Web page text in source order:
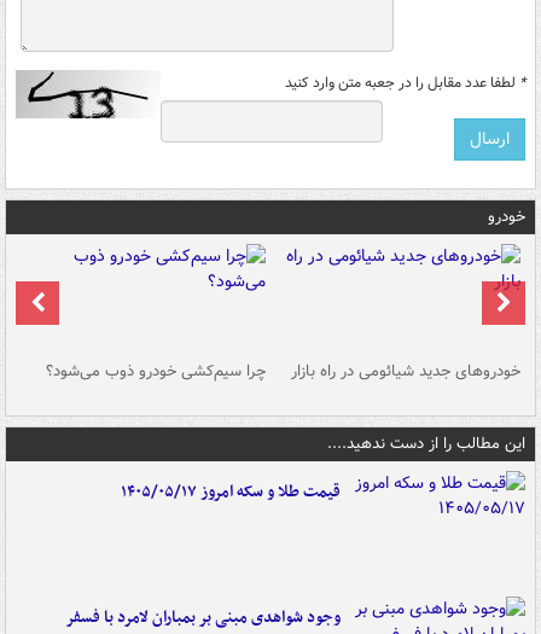
* لطفا عدد مقابل را در جعبه متن وارد کنید
خودرو
خودروهای جدید شیائومی در راه بازار چرا سیم‌کشی خودرو ذوب می‌شود؟
این مطالب را از دست ندهید....
قیمت طلا و سکه امروز ۱۴۰۵/۰۵/۱۷
وجود شواهدی مبنی بر بمباران لامرد با فسفر